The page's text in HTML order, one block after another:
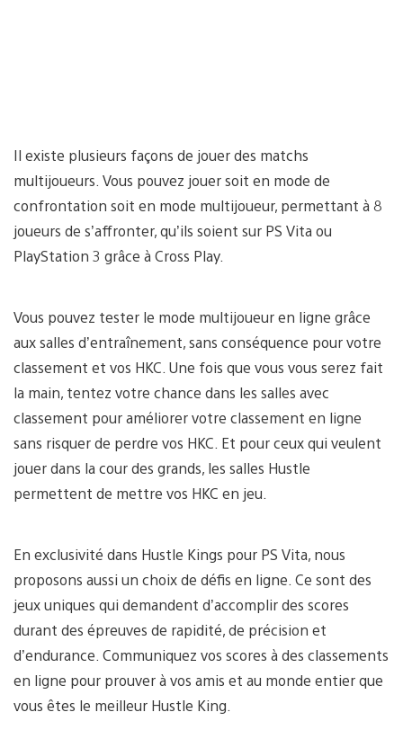
Il existe plusieurs façons de jouer des matchs
multijoueurs. Vous pouvez jouer soit en mode de
confrontation soit en mode multijoueur, permettant à 8
joueurs de s’affronter, qu’ils soient sur PS Vita ou
PlayStation 3 grâce à Cross Play.
Vous pouvez tester le mode multijoueur en ligne grâce
aux salles d’entraînement, sans conséquence pour votre
classement et vos HKC. Une fois que vous vous serez fait
la main, tentez votre chance dans les salles avec
classement pour améliorer votre classement en ligne
sans risquer de perdre vos HKC. Et pour ceux qui veulent
jouer dans la cour des grands, les salles Hustle
permettent de mettre vos HKC en jeu.
En exclusivité dans Hustle Kings pour PS Vita, nous
proposons aussi un choix de défis en ligne. Ce sont des
jeux uniques qui demandent d’accomplir des scores
durant des épreuves de rapidité, de précision et
d’endurance. Communiquez vos scores à des classements
en ligne pour prouver à vos amis et au monde entier que
vous êtes le meilleur Hustle King.